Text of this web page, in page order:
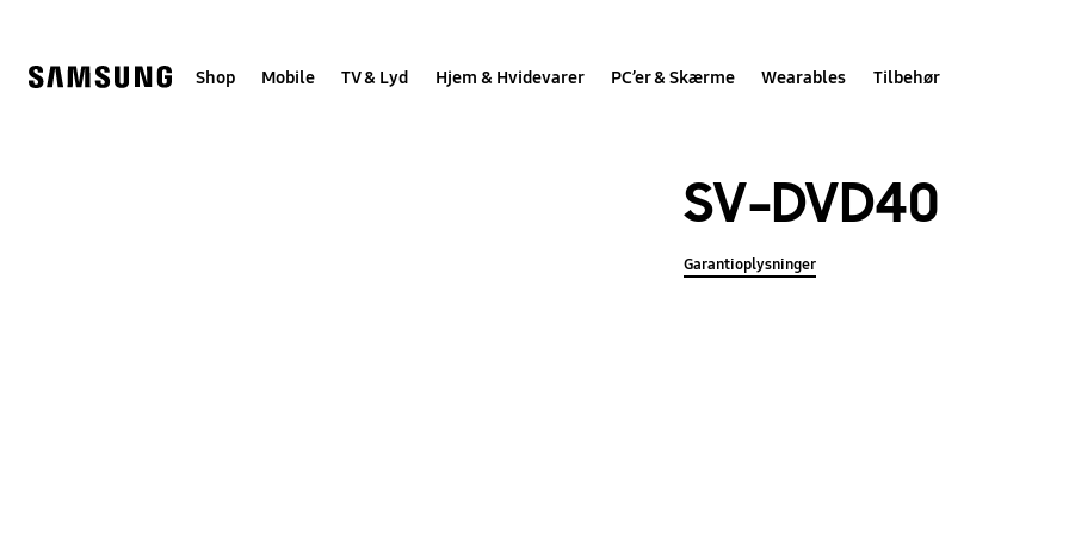
Shop Mobile TV & Lyd Hjem & Hvidevarer PC’er & Skærme Wearables Tilbehør
SV-DVD40
Garantioplysninger